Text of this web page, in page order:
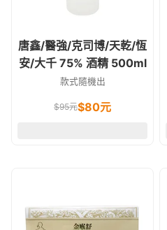
唐鑫/醫強/克司博/天乾/恆
安/大千 75% 酒精 500ml
款式隨機出
$95元$80元